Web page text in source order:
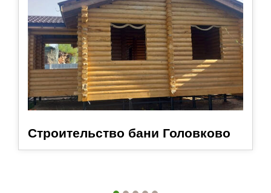
Строительство бани Головково